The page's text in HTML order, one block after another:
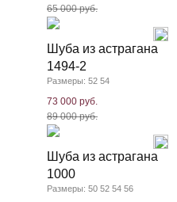
65 000 руб.
Шуба из астрагана
1494-2
Размеры: 52 54
73 000 руб.
89 000 руб.
Шуба из астрагана
1000
Размеры: 50 52 54 56